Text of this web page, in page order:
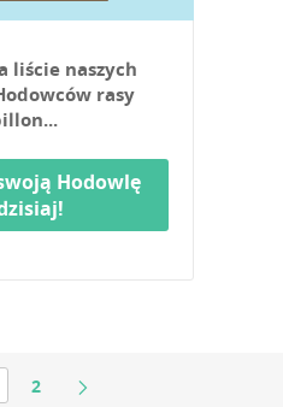
liście naszych
rasy
Hodowlę
2